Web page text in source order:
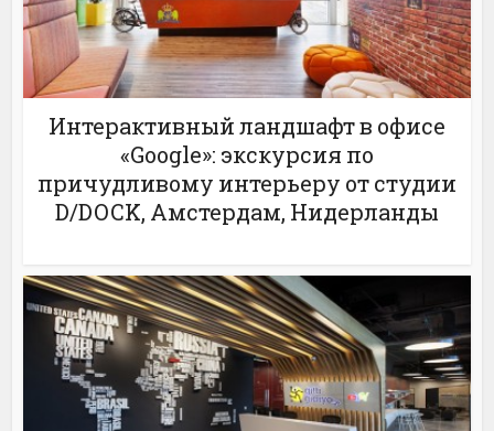
Интерактивный ландшафт в офисе
«Google»: экскурсия по
причудливому интерьеру от студии
D/DOCK, Амстердам, Нидерланды